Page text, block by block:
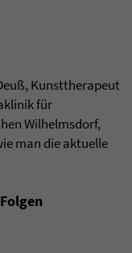
Kunsttherapeut
für
Wilhelmsdorf,
man die aktuelle